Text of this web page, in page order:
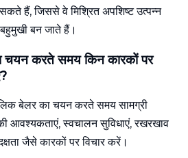
हैं, जिससे वे मिश्रित अपशिष्ट उत्पन्न
बन जाते हैं।
चयन करते समय किन कारकों पर
बेलर का चयन करते समय सामग्री
आवश्यकताएं, स्वचालन सुविधाएं, रखरखाव
जैसे कारकों पर विचार करें।